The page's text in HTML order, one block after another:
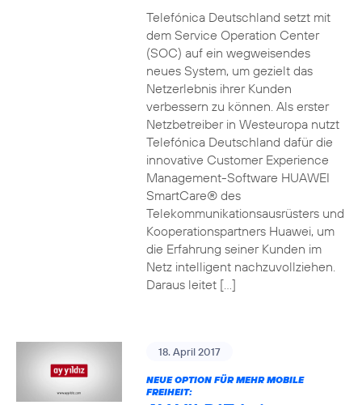
Telefónica Deutschland setzt mit
dem Service Operation Center
(SOC) auf ein wegweisendes
neues System, um gezielt das
Netzerlebnis ihrer Kunden
verbessern zu können. Als erster
Netzbetreiber in Westeuropa nutzt
Telefónica Deutschland dafür die
innovative Customer Experience
Management-Software HUAWEI
SmartCare® des
Telekommunikationsausrüsters und
Kooperationspartners Huawei, um
die Erfahrung seiner Kunden im
Netz intelligent nachzuvollziehen.
Daraus leitet […]
18. April 2017
NEUE OPTION FÜR MEHR MOBILE
FREIHEIT: